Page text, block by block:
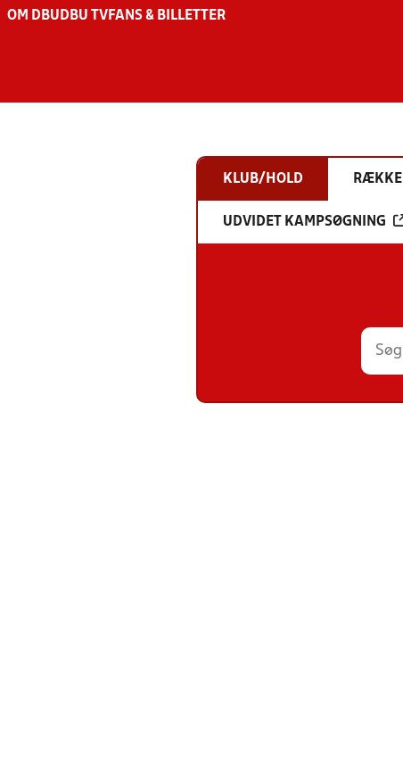
OM DBU DBU TV FANS & BILLETTER
KLUB/HOLD RÆKKE
UDVIDET KAMPSØGNING